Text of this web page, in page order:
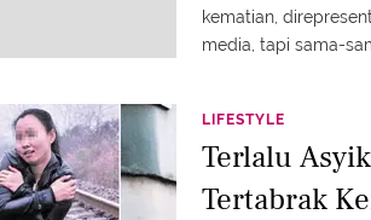
kematian,
media, tapi sama-
LIFESTYLE
Terlalu
Tertabrak